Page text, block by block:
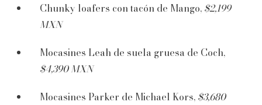
Chunky loafers con tacón de Mango, $2,199
MXN
Mocasines Leah de suela gruesa de Coch,
$4,390 MXN
Mocasines Parker de Michael Kors, $3,680